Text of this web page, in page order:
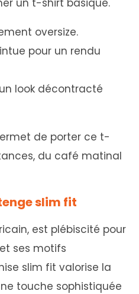
un t-shirt basique.
oversize.
pour un rendu
look décontracté
de porter ce t-
du café matinal
slim fit
est plébiscité pour
ses motifs
slim fit valorise la
touche sophistiquée